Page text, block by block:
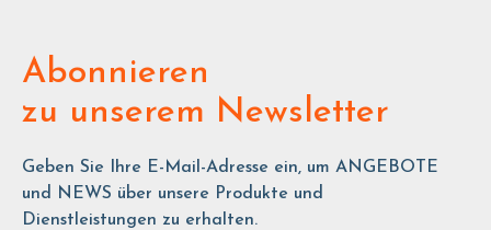
Abonnieren
zu unserem Newsletter
Geben Sie Ihre E-Mail-Adresse ein, um ANGEBOTE
und NEWS über unsere Produkte und
Dienstleistungen zu erhalten.